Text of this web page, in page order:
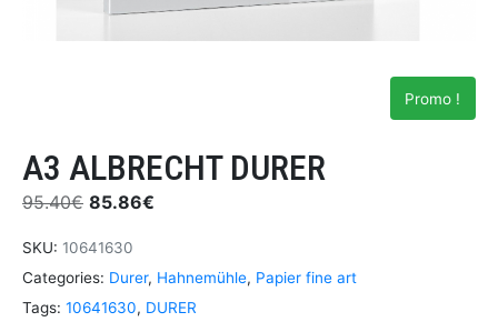
Promo !
A3 ALBRECHT DURER
95.40€ 85.86€
SKU: 10641630
Categories: Durer, Hahnemühle, Papier fine art
Tags: 10641630, DURER